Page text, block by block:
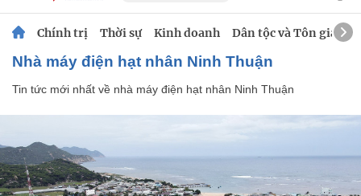
Chính trị Thời sự Kinh doanh Dân tộc và Tôn giáo
nhà máy điện hạt nhân Ninh Thuận
Tin tức mới nhất về nhà máy điện hạt nhân Ninh Thuận